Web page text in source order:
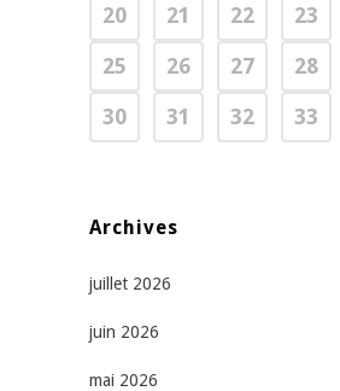
20
21 22 23
25
26 27 28
30
31 32 33
Archives
juillet 2026
juin 2026
mai 2026